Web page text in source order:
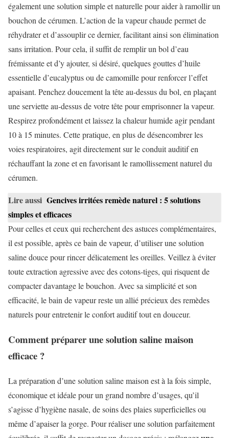
également une solution simple et naturelle pour aider à ramollir un
bouchon de cérumen. L’action de la vapeur chaude permet de
réhydrater et d’assouplir ce dernier, facilitant ainsi son élimination
sans irritation. Pour cela, il suffit de remplir un bol d’eau
frémissante et d’y ajouter, si désiré, quelques gouttes d’huile
essentielle d’eucalyptus ou de camomille pour renforcer l’effet
apaisant. Penchez doucement la tête au-dessus du bol, en plaçant
une serviette au-dessus de votre tête pour emprisonner la vapeur.
Respirez profondément et laissez la chaleur humide agir pendant
10 à 15 minutes. Cette pratique, en plus de désencombrer les
voies respiratoires, agit directement sur le conduit auditif en
réchauffant la zone et en favorisant le ramollissement naturel du
cérumen.
Lire aussi Gencives irritées remède naturel : 5 solutions
simples et efficaces
Pour celles et ceux qui recherchent des astuces complémentaires,
il est possible, après ce bain de vapeur, d’utiliser une solution
saline douce pour rincer délicatement les oreilles. Veillez à éviter
toute extraction agressive avec des cotons-tiges, qui risquent de
compacter davantage le bouchon. Avec sa simplicité et son
efficacité, le bain de vapeur reste un allié précieux des remèdes
naturels pour entretenir le confort auditif tout en douceur.
Comment préparer une solution saline maison
efficace ?
La préparation d’une solution saline maison est à la fois simple,
économique et idéale pour un grand nombre d’usages, qu’il
s’agisse d’hygiène nasale, de soins des plaies superficielles ou
même d’apaiser la gorge. Pour réaliser une solution parfaitement